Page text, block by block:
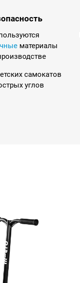
материалы
самокатов
углов